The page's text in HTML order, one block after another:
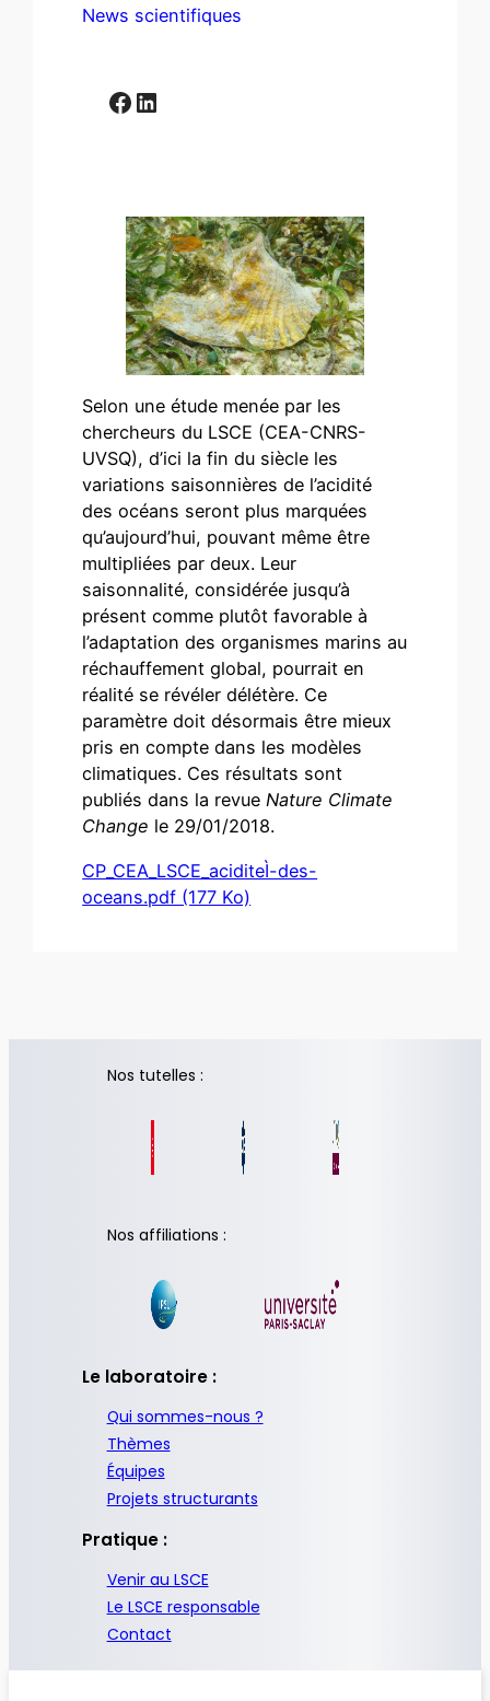
News scientifiques
Facebook LinkedIn
Selon une étude menée par les
chercheurs du LSCE (CEA-CNRS-
UVSQ), d’ici la fin du siècle les
variations saisonnières de l’acidité
des océans seront plus marquées
qu’aujourd’hui, pouvant même être
multipliées par deux. Leur
saisonnalité, considérée jusqu’à
présent comme plutôt favorable à
l’adaptation des organismes marins au
réchauffement global, pourrait en
réalité se révéler délétère. Ce
paramètre doit désormais être mieux
pris en compte dans les modèles
climatiques. Ces résultats sont
publiés dans la revueNature Climate
Change le 29/01/2018.
CP_CEA_LSCE_aciditeÌ-des-
oceans.pdf (177 Ko)
Nos tutelles :
Nos affiliations :
Le laboratoire :
Qui sommes-nous ?
Thèmes
Équipes
Projets structurants
Pratique :
Venir au LSCE
Le LSCE responsable
Contact